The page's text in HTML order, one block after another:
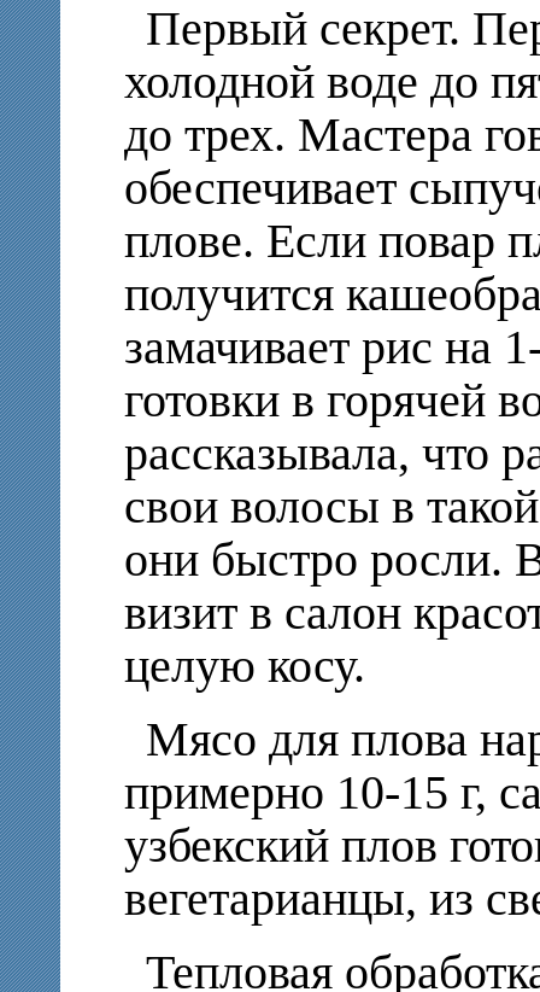
Первый секрет.
холодной воде до
до трех. Мастера
обеспечивает
плове. Если повар
получится
замачивает рис на
готовки в горячей
рассказывала, что
свои волосы в
они быстро росли.
визит в салон
целую косу.
Мясо для плова
примерно 10-15 г,
узбекский плов
вегетарианцы, из
Тепловая